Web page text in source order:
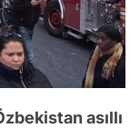
asıllı